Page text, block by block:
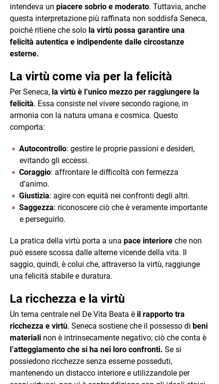
intendeva un piacere sobrio e moderato. Tuttavia, anche
questa interpretazione più raffinata non soddisfa Seneca,
poiché ritiene che solo la virtù possa garantire una
felicità autentica e indipendente dalle circostanze
esterne.
La virtù come via per la felicità
Per Seneca, la virtù è l’unico mezzo per raggiungere la
felicità. Essa consiste nel vivere secondo ragione, in
armonia con la natura umana e cosmica. Questo
comporta:
Autocontrollo: gestire le proprie passioni e desideri,
evitando gli eccessi.
Coraggio: affrontare le difficoltà con fermezza
d’animo.
Giustizia: agire con equità nei confronti degli altri.
Saggezza: riconoscere ciò che è veramente importante
e perseguirlo.
La pratica della virtù porta a una pace interiore che non
può essere scossa dalle alterne vicende della vita. Il
saggio, quindi, è colui che, attraverso la virtù, raggiunge
una felicità stabile e duratura.
La ricchezza e la virtù
Un tema centrale nel De Vita Beata è il rapporto tra
ricchezza e virtù. Seneca sostiene che il possesso di beni
materiali non è intrinsecamente negativo; ciò che conta è
l’atteggiamento che si ha nei loro confronti. Se si
possiedono ricchezze senza esserne posseduti,
mantenendo un distacco interiore e utilizzandole per